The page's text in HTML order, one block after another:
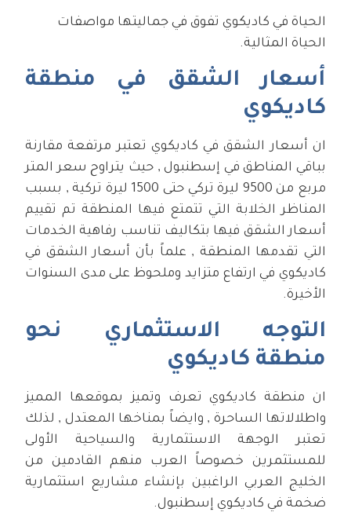
الحياة في كاديكوي تفوق في جماليتها مواصفات
الحياة المثالية.
أسعار الشقق في منطقة
كاديكوي
ان أسعار الشقق في كاديكوي تعتبر مرتفعة مقارنة
بباقي المناطق في إسطنبول , حيث يتراوح سعر المتر
مربع من 9500 ليرة تركي حتى 1500 ليرة تركية , بسبب
المناظر الخلابة التي تتمتع فيها المنطقة تم تقييم
أسعار الشقق فيها بتكاليف تناسب رفاهية الخدمات
التي تقدمها المنطقة , علماً بأن أسعار الشقق في
كاديكوي في ارتفاع متزايد وملحوظ على مدى السنوات
الأخيرة.
التوجه الاستثماري نحو
منطقة كاديكوي
ان منطقة كاديكوي تعرف وتميز بموقعها المميز
واطلالاتها الساحرة , وايضاً بمناخها المعتدل , لذلك
تعتبر الوجهة الاستثمارية والسياحية الأولى
للمستثمرين خصوصاً العرب منهم القادمين من
الخليج العربي الراغبين بإنشاء مشاريع استثمارية
ضخمة في كاديكوي إسطنبول.